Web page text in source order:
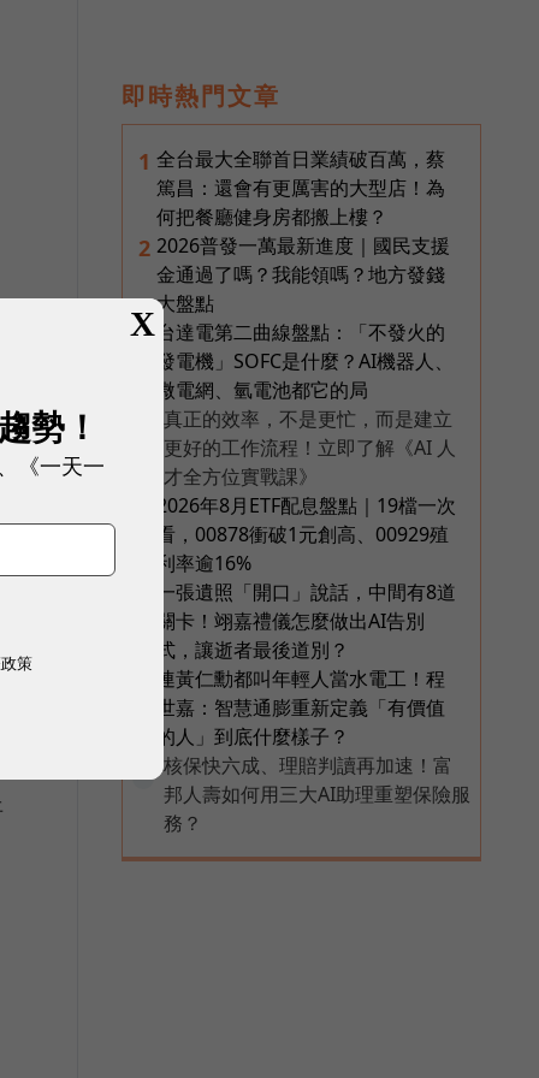
即時熱門文章
1 全台最大全聯首日業績破百萬，蔡
篤昌：還會有更厲害的大型店！為
何把餐廳健身房都搬上樓？
2 2026普發一萬最新進度｜國民支援
金通過了嗎？我能領嗎？地方發錢
大盤點
3 台達電第二曲線盤點：「不發火的
發電機」SOFC是什麼？AI機器人、
微電網、氫電池都它的局
真正的效率，不是更忙，而是建立
更好的工作流程！立即了解《AI 人
才全方位實戰課》
2026年8月ETF配息盤點｜19檔一次
看，00878衝破1元創高、00929殖
利率逾16%
一張遺照「開口」說話，中間有8道
關卡！翊嘉禮儀怎麼做出AI告別
式，讓逝者最後道別？
連黃仁勳都叫年輕人當水電工！程
世嘉：智慧通膨重新定義「有價值
的人」到底什麼樣子？
核保快六成、理賠判讀再加速！富
邦人壽如何用三大AI助理重塑保險服
務？
X
勢！
《一天一
策